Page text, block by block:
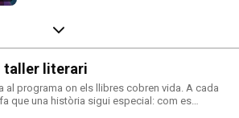
taller literari
al programa on els llibres cobren vida. A cada
que una història sigui especial: com es